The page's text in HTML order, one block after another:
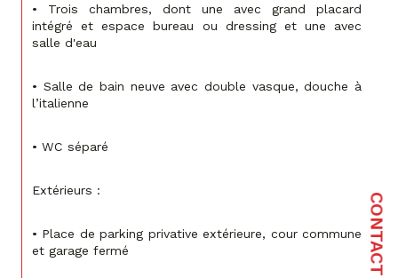
CONTACT
• Trois chambres, dont une avec grand placard
intégré et espace bureau ou dressing et une avec
salle d'eau
• Salle de bain neuve avec double vasque, douche à
l’italienne
• WC séparé
Extérieurs :
• Place de parking privative extérieure, cour commune
et garage fermé